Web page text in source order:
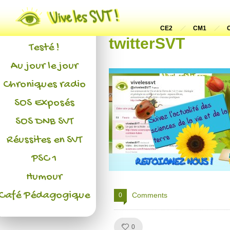
CE2 CM1
twitterSVT
0 Comments
0
Actualités
L'association
Testé !
Au jour le jour
Chroniques radio
SOS Exposés
SOS DNB SVT
Réussites en SVT
PSC 1
Humour
Pédagogique